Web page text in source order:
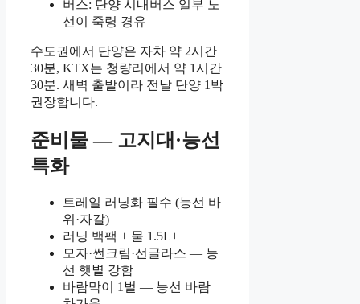
버스: 단양 시내버스 일부 노
선이 죽령 경유
수도권에서 단양은 자차 약 2시간
30분, KTX는 청량리에서 약 1시간
30분. 새벽 출발이라 전날 단양 1박
권장합니다.
준비물 — 고지대·능선
특화
트레일 러닝화 필수 (능선 바
위·자갈)
러닝 백팩 + 물 1.5L+
모자·썬크림·선글라스 — 능
선 햇볕 강함
바람막이 1벌 — 능선 바람